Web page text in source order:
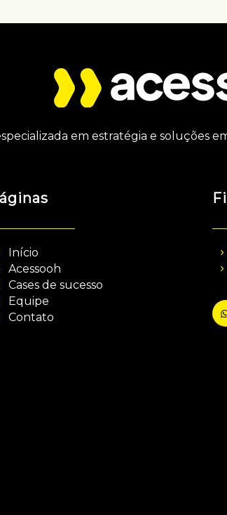
em estratégia e soluções
Início
Acessooh
Cases de sucesso
Equipe
Contato